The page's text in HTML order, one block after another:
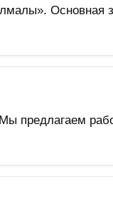
Основная
предлагаем